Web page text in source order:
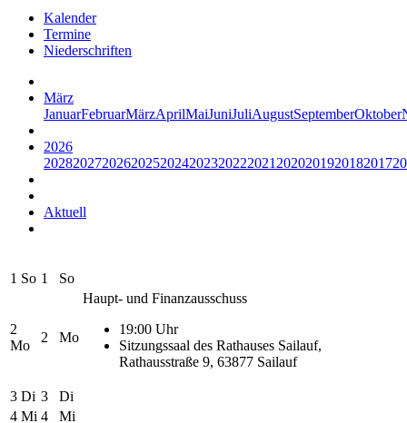
Kalender
Termine
Niederschriften
März
JanuarFebruarMärzAprilMaiJuniJuliAugustSeptemberOktober
2026
20282027202620252024202320222021 2020201920182017
Aktuell
1 So 1 So
2
Mo
2 Mo
Haupt- und Finanzausschuss
19:00 Uhr
Sitzungssaal des Rathauses Sailauf,
Rathausstraße 9, 63877 Sailauf
3 Di 3
Di
4 Mi 4
Mi